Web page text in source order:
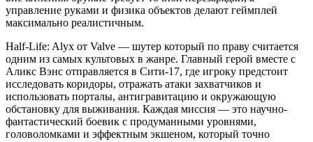
управление руками и физика объектов делают геймплей
максимально реалистичным.
Half-Life: Alyx от Valve — шутер который по праву считается
одним из самых культовых в жанре. Главный герой вместе с
Аликс Вэнс отправляется в Сити-17, где игроку предстоит
исследовать коридоры, отражать атаки захватчиков и
использовать порталы, антигравитацию и окружающую
обстановку для выживания. Каждая миссия — это научно-
фантастический боевик с продуманными уровнями,
головоломками и эффектным экшеном, который точно